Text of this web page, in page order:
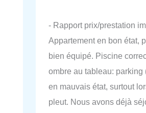
- Rapport prix/prestation
Appartement en bon état,
bien équipé. Piscine
ombre au tableau: parking
en mauvais état, surtout
pleut. Nous avons déjà